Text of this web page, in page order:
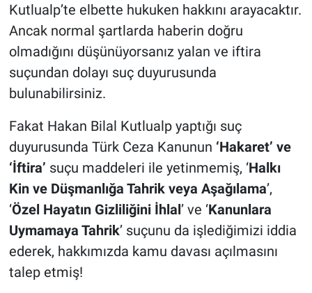
Kutlualp’te elbette hukuken hakkını arayacaktır.
Ancak normal şartlarda haberin doğru
olmadığını düşünüyorsanız yalan ve iftira
suçundan dolayı suç duyurusunda
bulunabilirsiniz.
Fakat Hakan Bilal Kutlualp yaptığı suç
duyurusunda Türk Ceza Kanunun ‘Hakaret’ ve
‘İftira’ suçu maddeleri ile yetinmemiş, ‘Halkı
Kin ve Düşmanlığa Tahrik veya Aşağılama’,
‘Özel Hayatın Gizliliğini İhlal’ ve ‘Kanunlara
Uymamaya Tahrik’ suçunu da işlediğimizi iddia
ederek, hakkımızda kamu davası açılmasını
talep etmiş!